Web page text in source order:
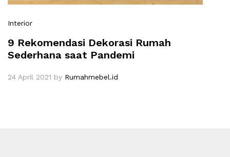
Interior
9 Rekomendasi Dekorasi Rumah
Sederhana saat Pandemi
24 April 2021 by Rumahmebel.id